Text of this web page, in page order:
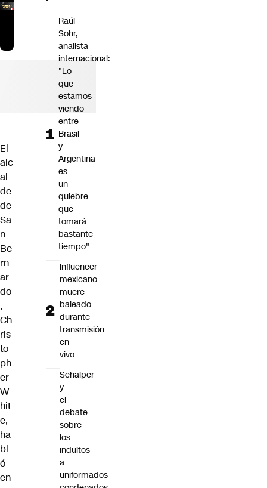
El
alc
al
de
de
Sa
n
Be
rn
ar
do
,
Ch
ris
to
ph
er
W
hit
e,
ha
bl
ó
en
Raúl
Sohr,
analista
internacional:
"Lo
que
estamos
viendo
entre
Brasil
y
Argentina
es
un
quiebre
que
tomará
bastante
tiempo"
Influencer
mexicano
muere
baleado
durante
transmisión
en
vivo
Schalper
y
el
debate
sobre
los
indultos
a
uniformados